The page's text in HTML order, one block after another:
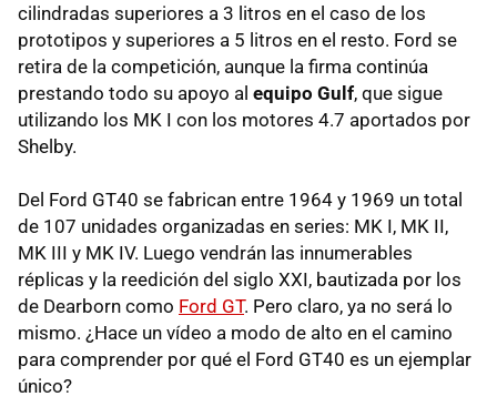
cilindradas superiores a 3 litros en el caso de los
prototipos y superiores a 5 litros en el resto. Ford se
retira de la competición, aunque la firma continúa
prestando todo su apoyo al equipo Gulf, que sigue
utilizando los MK I con los motores 4.7 aportados por
Shelby.
Del Ford GT40 se fabrican entre 1964 y 1969 un total
de 107 unidades organizadas en series: MK I, MK II,
MK III y MK IV. Luego vendrán las innumerables
réplicas y la reedición del siglo XXI, bautizada por los
de Dearborn como Ford GT. Pero claro, ya no será lo
mismo. ¿Hace un vídeo a modo de alto en el camino
para comprender por qué el Ford GT40 es un ejemplar
único?